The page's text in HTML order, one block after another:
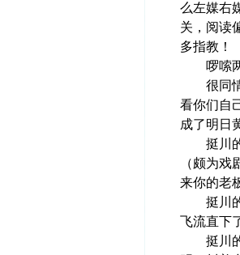
么左媒右
关，阅读
多指教！
啰嗦两
很同情
看你们自
成了明日
挺川的
（颇为
来你的老
挺川的
飞流直下
挺川的